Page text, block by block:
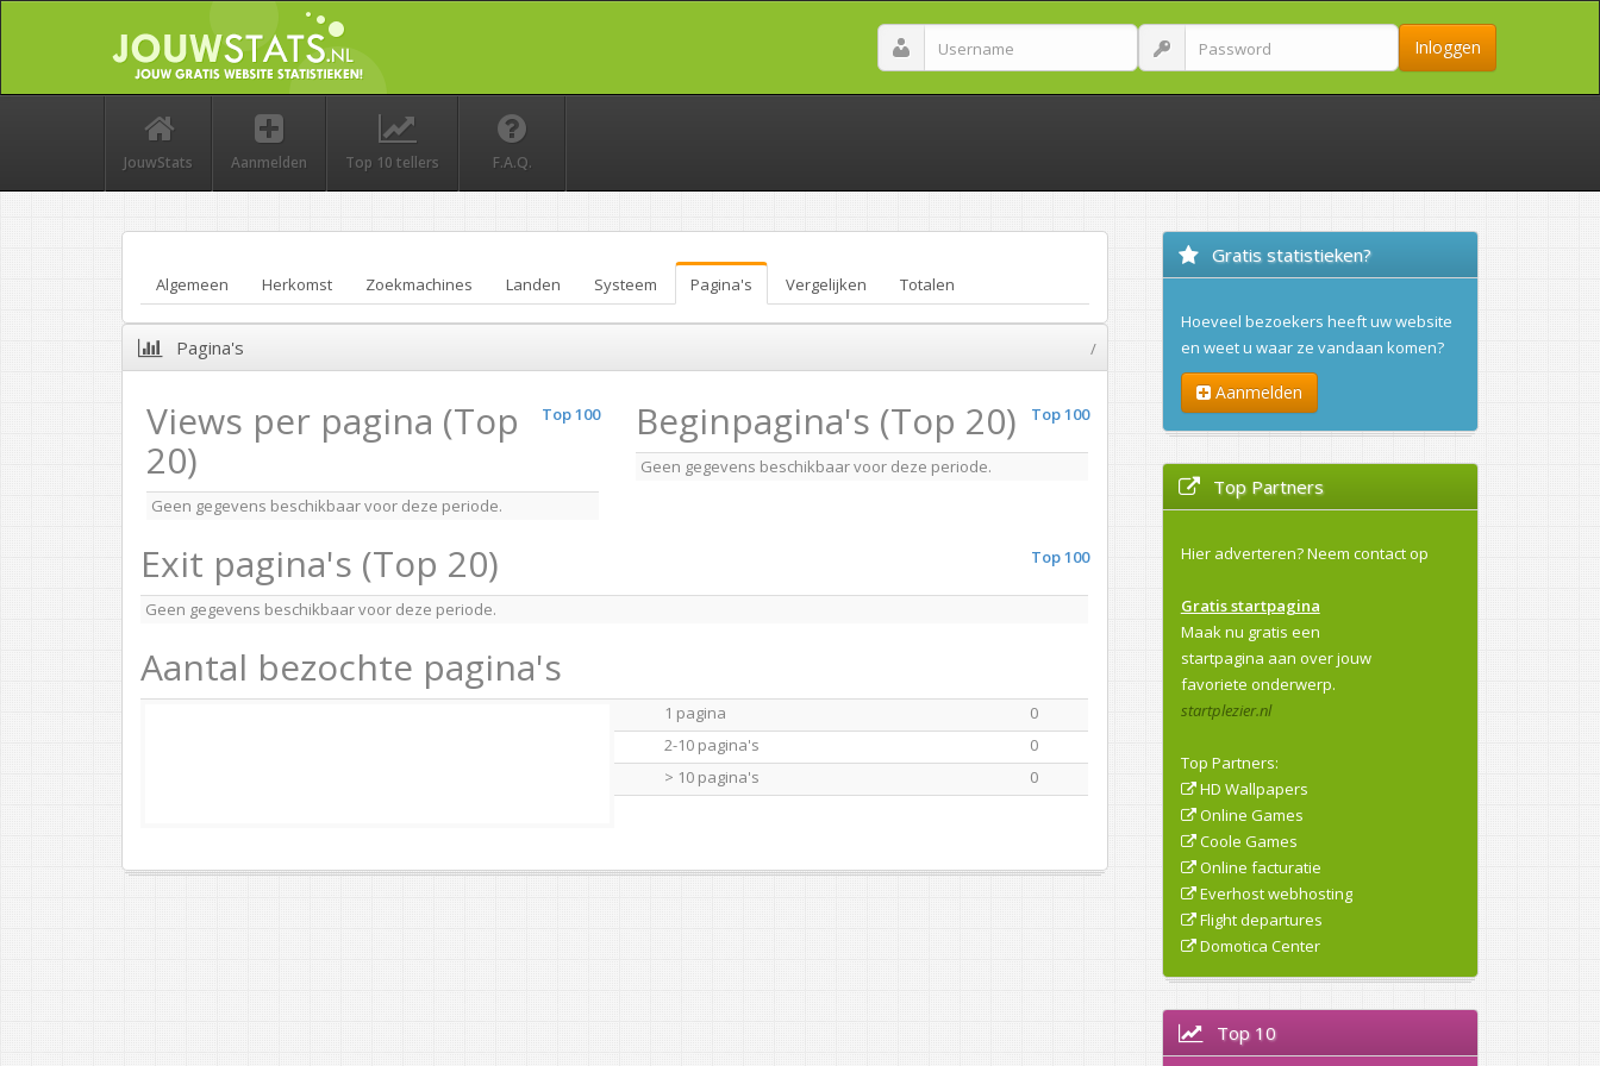
Inloggen
JouwStats Aanmelden Top 10 tellers F.A.Q.
Algemeen Herkomst Zoekmachines Landen Systeem Pagina's Vergelijken Totalen
Pagina's /
Top 100
Views per pagina (Top
20)
Geen gegevens beschikbaar voor deze periode.
Top 100
Beginpagina's (Top 20)
Geen gegevens beschikbaar voor deze periode.
Top 100
Exit pagina's (Top 20)
Geen gegevens beschikbaar voor deze periode.
Aantal bezochte pagina's
1 pagina
0
2-10 pagina's
0
> 10 pagina's
0
Gratis statistieken?
Hoeveel bezoekers heeft uw website
en weet u waar ze vandaan komen?
Aanmelden
Top Partners
Hier adverteren?Neem contact op
Gratis startpagina
Maak nu gratis een
startpagina aan over jouw
favoriete onderwerp.
startplezier.nl
Top Partners:
HD Wallpapers
Online Games
Coole Games
Online facturatie
Everhost webhosting
Flight departures
Domotica Center
Top 10